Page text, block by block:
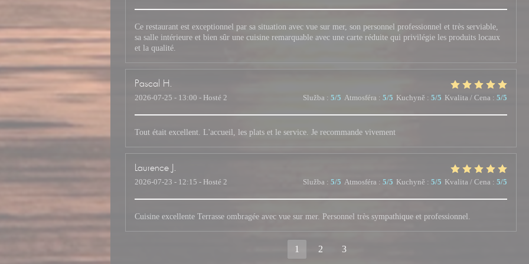
Ce restaurant est exceptionnel par sa situation avec vue sur mer, son personnel professionnel et très serviable,
sa salle intérieure et bien sûr une cuisine remarquable avec une carte réduite qui privilégie les produits locaux
et la qualité.
Pascal H
2026-07-25 - 13:00 - Hosté 2 Služba : 5/5 Atmosféra : 5/5 Kuchyně : 5/5 Kvalita / Cena : 5/5
Tout était excellent. L'accueil, les plats et le service. Je recommande vivement
Laurence
2026-07-23 - 12:15 - Hosté 2 Služba : 5/5 Atmosféra : 5/5 Kuchyně : 5/5 Kvalita / Cena : 5/5
Cuisine excellente Terrasse ombragée avec vue sur mer. Personnel très sympathique et professionnel.
1 2 3